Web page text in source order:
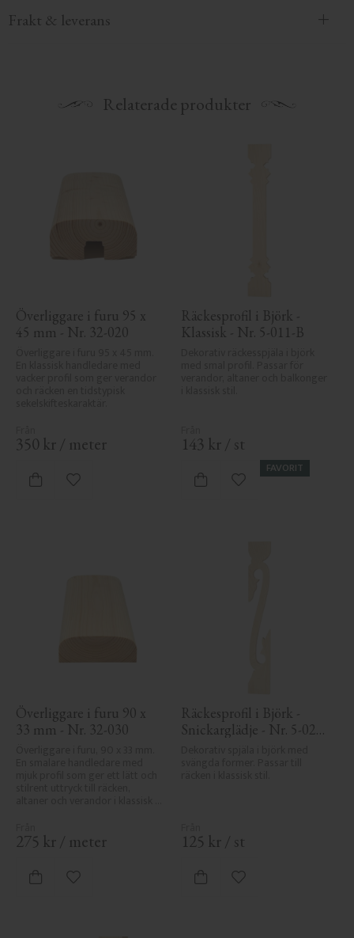
Frakt & leverans
Relaterade produkter
Överliggare i furu 95 x
45 mm - Nr. 32-020
350 kr / meter
Lägg till i favoriter
Räckesprofil i Björk -
Klassisk - Nr. 5-011-B
143 kr / st
FAVORIT
Lägg till i favoriter
Överliggare i furu 90 x
33 mm - Nr. 32-030
275 kr / meter
Lägg till i favoriter
Räckesprofil i Björk -
Snickarglädje - Nr. 5-020-
125 kr / st
Lägg till i favoriter